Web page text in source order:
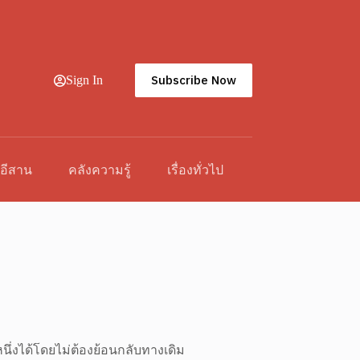
Sign In Subscribe Now
อีสาน คลังความรู้ เรื่องทั่วไป
งได้โดยไม่ต้องย้อนกลับทางเดิม